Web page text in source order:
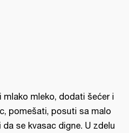
mlako mleko, dodati šećer i
pomešati, posuti sa malo
se kvasac digne. U zdelu